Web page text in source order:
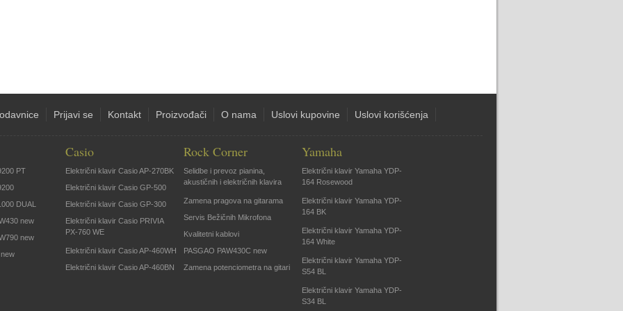
Prijavi se Kontakt Proizvođači O nama Uslovi kupovine Uslovi korišćenja
PT
DUAL
new
new
Casio
Električni klavir Casio AP-270BK
Električni klavir Casio GP-500
Električni klavir Casio GP-300
Električni klavir Casio PRIVIA
PX-760 WE
Električni klavir Casio AP-460WH
Električni klavir Casio AP-460BN
Rock Corner
Selidbe i prevoz pianina,
akustičnih i električnih klavira
Zamena pragova na gitarama
Servis Bežičnih Mikrofona
Kvalitetni kablovi
PASGAO PAW430C new
Zamena potenciometra na gitari
Yamaha
Električni klavir Yamaha YDP-
164 Rosewood
Električni klavir Yamaha YDP-
164 BK
Električni klavir Yamaha YDP-
164 White
Električni klavir Yamaha YDP-
S54 BL
Električni klavir Yamaha YDP-
S34 BL